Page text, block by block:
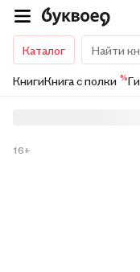
Каталог
КнигиКнига с полки %
16+